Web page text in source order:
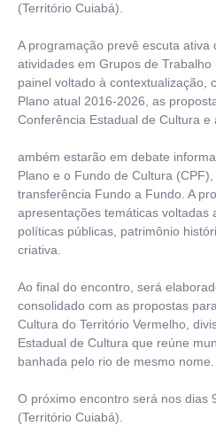
(Território Cuiabá).
A programação prevê escuta ativa
atividades em Grupos de Trabalho
painel voltado à contextualização,
Plano atual 2016-2026, as
Conferência Estadual de Cultura e
ambém estarão em debate
Plano e o Fundo de Cultura
transferência Fundo a Fundo. A
apresentações temáticas voltadas
políticas públicas, patrimônio
criativa.
Ao final do encontro, será
consolidado com as propostas
Cultura do Território Vermelho,
Estadual de Cultura que reúne
banhada pelo rio de mesmo nome.
O próximo encontro será nos dias
(Território Cuiabá).